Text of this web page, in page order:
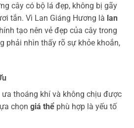
cây có bộ lá đẹp, không bị gãy
tắn. Vì Lan Giáng Hương là lan
tạo nên vẻ đẹp của cây trong
phải nhìn thấy rõ sự khỏe khoắn,
thoáng khí và không chịu được
chọn giá thể phù hợp là yếu tố